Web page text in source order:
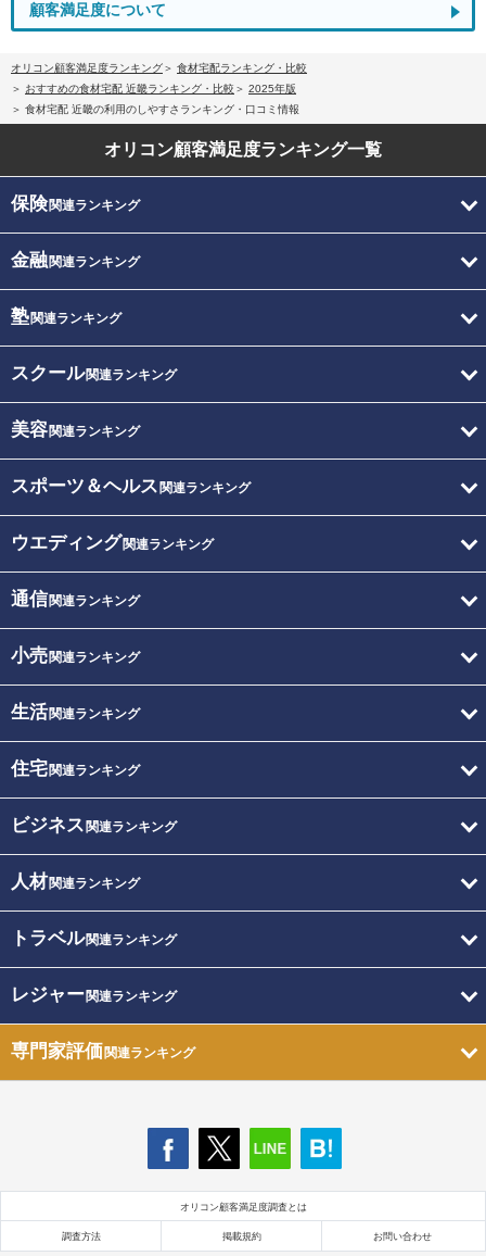
顧客満足度について
オリコン顧客満足度ランキング
食材宅配ランキング・比較
おすすめの食材宅配 近畿ランキング・比較
2025年版
食材宅配 近畿の利用のしやすさランキング・口コミ情報
オリコン顧客満足度ランキング一覧
保険関連ランキング
金融関連ランキング
塾関連ランキング
スクール関連ランキング
美容関連ランキング
スポーツ＆ヘルス 関連ランキング
ウエディング関連ランキング
通信関連ランキング
小売関連ランキング
生活関連ランキング
住宅関連ランキング
ビジネス 関連ランキング
人材関連ランキング
トラベル関連ランキング
レジャー関連ランキング
専門家評価関連ランキング
オリコン顧客満足度調査とは
調査方法 掲載規約 お問い合わせ